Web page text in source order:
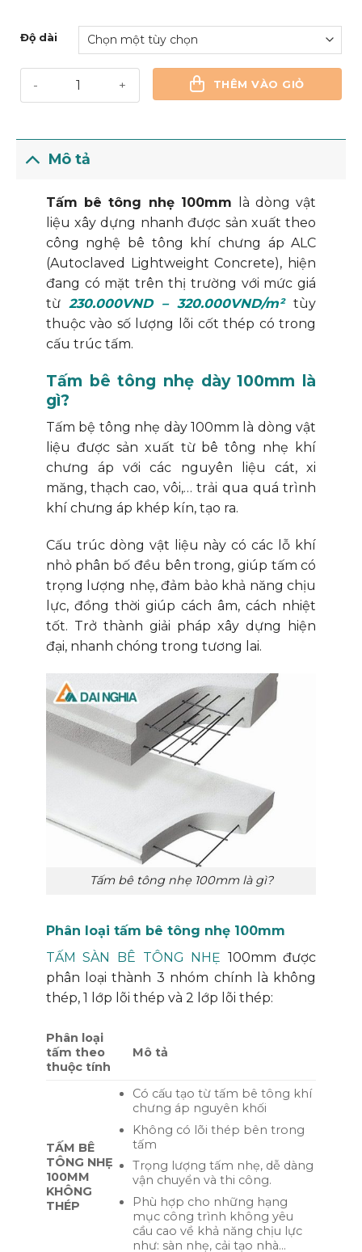
Độ dài
Tấm Bê Tông Nhẹ Dày 100mm số lượng
THÊM VÀO GIỎ
Mô tả
Tấm bê tông nhẹ 100mm là dòng vật
liệu xây dựng nhanh được sản xuất theo
công nghệ bê tông khí chưng áp ALC
(Autoclaved Lightweight Concrete), hiện
đang có mặt trên thị trường với mức giá
từ 230.000VND – 320.000VND/m²tùy
thuộc vào số lượng lõi cốt thép có trong
cấu trúc tấm.
Tấm bê tông nhẹ dày 100mm là
gì?
Tấm bệ tông nhẹ dày 100mm là dòng vật
liệu được sản xuất từ bê tông nhẹ khí
chưng áp với các nguyên liệu cát, xi
măng, thạch cao, vôi,… trải qua quá trình
khí chưng áp khép kín, tạo ra.
Cấu trúc dòng vật liệu này có các lỗ khí
nhỏ phân bố đều bên trong, giúp tấm có
trọng lượng nhẹ, đảm bảo khả năng chịu
lực, đồng thời giúp cách âm, cách nhiệt
tốt. Trở thành giải pháp xây dựng hiện
đại, nhanh chóng trong tương lai.
Tấm bê tông nhẹ 100mm là gì?
Phân loại tấm bê tông nhẹ 100mm
TẤM SÀN BÊ TÔNG NHẸ 100mm được
phân loại thành 3 nhóm chính là không
thép, 1 lớp lõi thép và 2 lớp lõi thép:
Phân loại
tấm theo
thuộc tính
Mô tả
TẤM BÊ
TÔNG NHẸ
100MM
KHÔNG
THÉP
Có cấu tạo từ tấm bê tông khí
chưng áp nguyên khối
Không có lõi thép bên trong
tấm
Trọng lượng tấm nhẹ, dễ dàng
vận chuyển và thi công.
Phù hợp cho những hạng
mục công trình không yêu
cầu cao về khả năng chịu lực
như: sàn nhẹ, cải tạo nhà…